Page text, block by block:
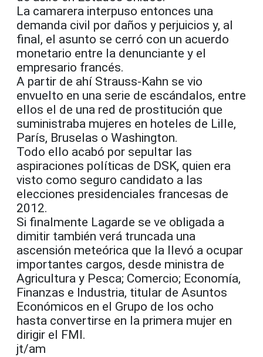
La camarera interpuso entonces una
demanda civil por daños y perjuicios y, al
final, el asunto se cerró con un acuerdo
monetario entre la denunciante y el
empresario francés.
A partir de ahí Strauss-Kahn se vio
envuelto en una serie de escándalos, entre
ellos el de una red de prostitución que
suministraba mujeres en hoteles de Lille,
París, Bruselas o Washington.
Todo ello acabó por sepultar las
aspiraciones políticas de DSK, quien era
visto como seguro candidato a las
elecciones presidenciales francesas de
2012.
Si finalmente Lagarde se ve obligada a
dimitir también verá truncada una
ascensión meteórica que la llevó a ocupar
importantes cargos, desde ministra de
Agricultura y Pesca; Comercio; Economía,
Finanzas e Industria, titular de Asuntos
Económicos en el Grupo de los ocho
hasta convertirse en la primera mujer en
dirigir el FMI.
jt/am